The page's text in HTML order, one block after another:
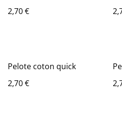
2,70 €
Pelote coton quick
2,70 €